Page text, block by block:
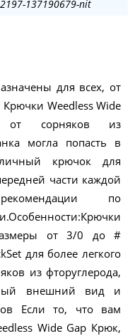
137190679-nit
для всех, от
Weedless Wide
от сорняков из
могла попасть в
крючок для
части каждой
по
от 3/0 до #
для более легкого
из фторуглерода,
внешний вид и
Если то, что вам
Wide Gap Крюк,